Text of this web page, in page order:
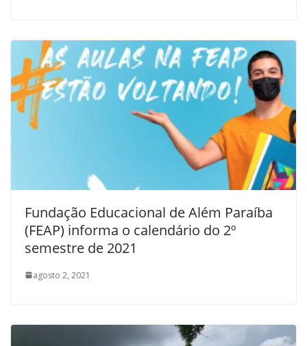
Fundação Educacional de Além Paraíba
(FEAP) informa o calendário do 2º
semestre de 2021
agosto 2, 2021